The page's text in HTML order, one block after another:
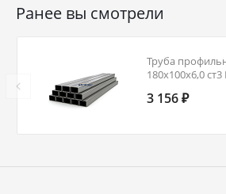
Ранее вы смотрели
Труба
180х100х6,0
3 156 ₽